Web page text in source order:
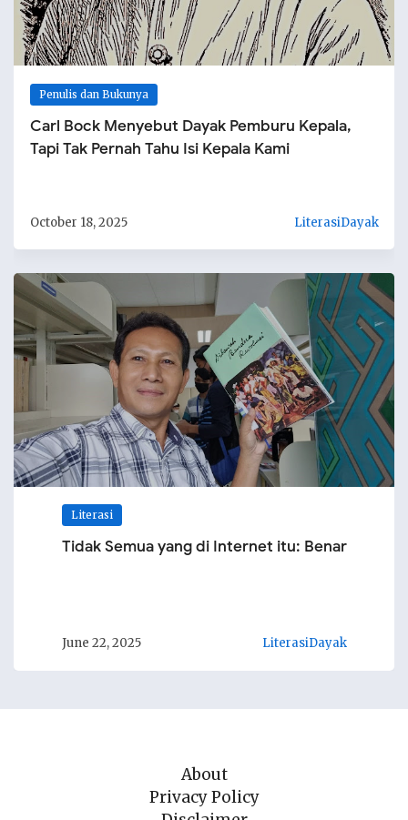
Penulis dan Bukunya
Carl Bock Menyebut Dayak Pemburu Kepala,
Tapi Tak Pernah Tahu Isi Kepala Kami
October 18, 2025 LiterasiDayak
Literasi
Tidak Semua yang di Internet itu: Benar
June 22, 2025 LiterasiDayak
About
Privacy Policy